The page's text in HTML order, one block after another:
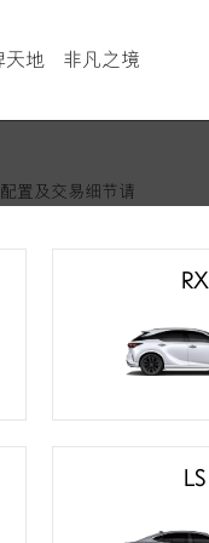
雷克萨斯汽车精品
天地 非凡之境
置及交易细节请
RX
LS